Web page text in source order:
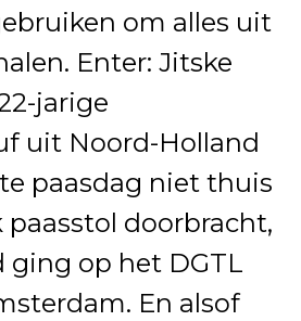
om alles uit
Enter: Jitske
jarige
uit Noord-Holland
paasdag niet thuis
paasstol doorbracht,
ging op het DGTL
En alsof